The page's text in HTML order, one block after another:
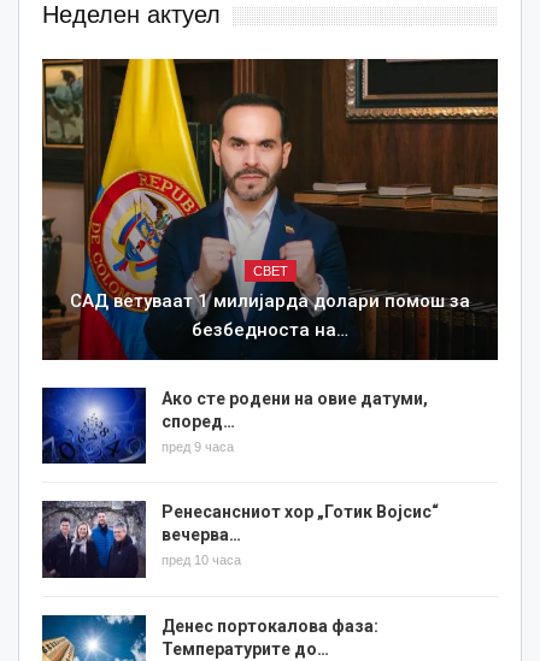
Неделен актуел
СВЕТ
САД ветуваат 1 милијарда долари помош за
безбедноста на…
Ако сте родени на овие датуми,
според…
пред 9 часа
Ренесансниот хор „Готик Војсис“
вечерва…
пред 10 часа
Денес портокалова фаза:
Температурите до…